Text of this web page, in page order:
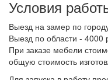
Условия
Выезд на замер по
Выезд по области - 4000
При заказе мебели
общую стоимость